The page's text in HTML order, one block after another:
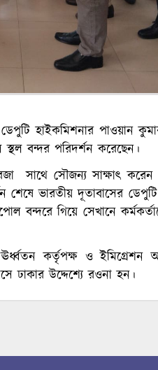
হাইকমিশনার পাওয়ান
বন্দর পরিদর্শন করেছেন।
সাথে সৌজন্য সাক্ষাৎ
শেষে ভারতীয় দূতাবাসের
বন্দরে গিয়ে সেখানে
কর্তৃপক্ষ ও ইমিগ্রেশন
ঢাকার উদ্দেশ্যে রওনা হন।